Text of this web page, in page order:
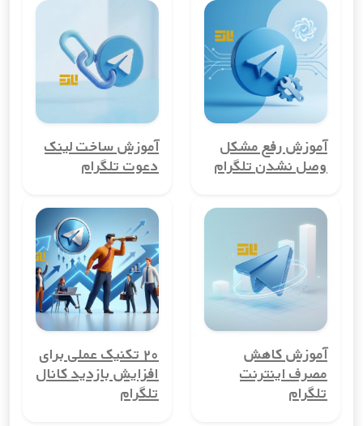
استفاده از شماره مجازی کشورکومور در دنیای دیجیتال امروز، مزایای
زیادی به همراه دارد. از حفظ حریم خصوصی گرفته تا کاهش
هزینه‌های ارتباطی، این ابزار می‌تواند به شما در ایجاد تجربه‌ای امن و
مقرون به صرفه کمک کند.
یکی از بزرگ‌ترین مزایای شماره مجازی کشورکومور، حفظ حریم
خصوصی کاربران است. با استفاده از این شماره‌ها، می‌توانید شماره
تلفن واقعی خود را مخفی نگه دارید و از افشای آن جلوگیری کنید.
عموم قرار گیرد، بسیار مهم است.
شماره مجازی کشورکومور به شما این امکان را می‌دهد تا چندین
حساب کاربری در کشورکومور ایجاد کنید. این ویژگی برای
کسب‌وکارها، مدیران گروه‌ها یا افرادی که می‌خواهند حساب‌های
شخصی و کاری خود را از هم تفکیک کنند، بسیار مفید است.
شماره مجازی کشورکومور می‌تواند هزینه‌های ارتباطی شما را کاهش
آموزش رفع مشکل
وصل نشدن تلگرام
آموزش ساخت لینک
دعوت تلگرام
آموزش کاهش
مصرف اینترنت
تلگرام
۲۰ تکنیک عملی برای
افزایش بازدید کانال
تلگرام